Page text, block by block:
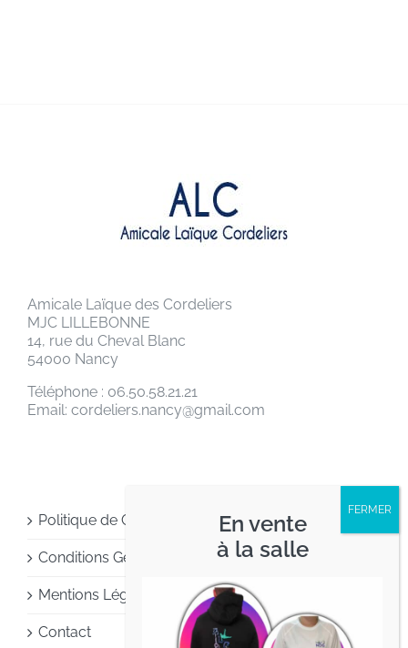
Amicale Laïque des Cordeliers
MJC LILLEBONNE
14, rue du Cheval Blanc
54000 Nancy
Téléphone : 06.50.58.21.21
Email: cordeliers.nancy@gmail.com
Politique de Confidentialité
Conditions Générales d’Utilisation
Mentions Légales
Contact
En vente
à la salle